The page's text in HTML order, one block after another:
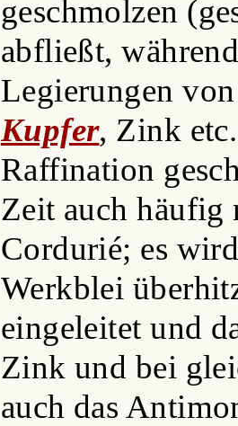
geschmolzen
abfließt,
Legierungen
Kupfer, Zink
Raffination
Zeit auch häufig
Cordurié; es
Werkblei
eingeleitet und
Zink und bei
auch das